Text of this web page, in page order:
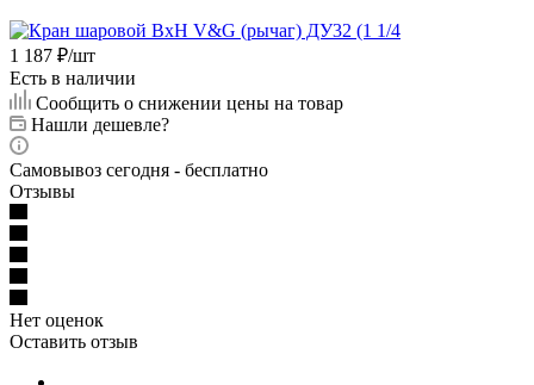
1 187 ₽/шт
Есть в наличии
Сообщить о снижении цены на товар
Нашли дешевле?
Самовывоз сегодня - бесплатно
Отзывы
Нет оценок
Оставить отзыв